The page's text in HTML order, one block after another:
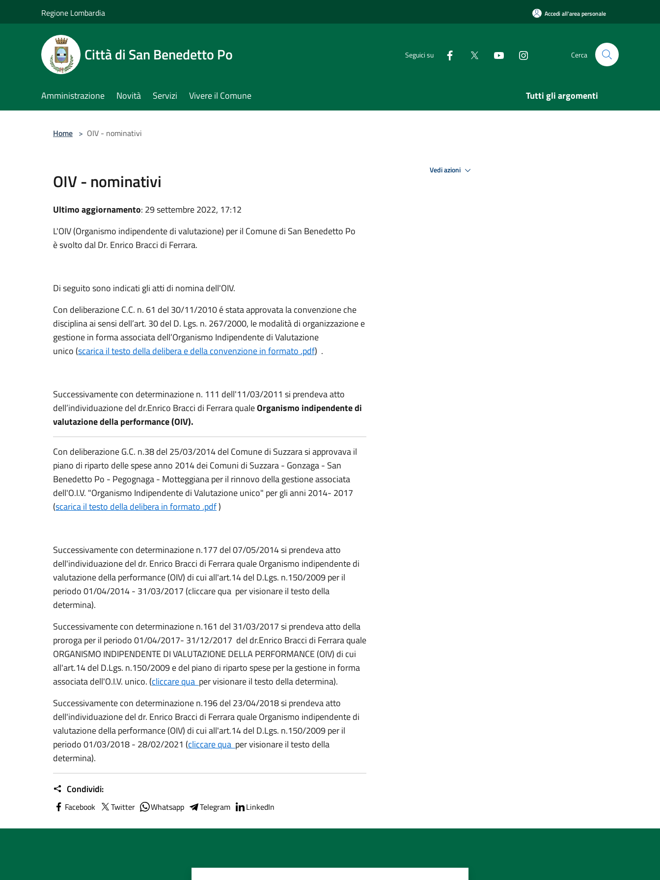
Regione Lombardia Accedi all'area personale
Città di San Benedetto Po Seguici su Cerca
Amministrazione Novità Servizi Vivere il Comune Tutti gli argomenti
Home > OIV - nominativi
OIV - nominativi
Ultimo aggiornamento: 29 settembre 2022, 17:12
L'OIV (Organismo indipendente di valutazione) per il Comune di San Benedetto Po
è svolto dal Dr. Enrico Bracci di Ferrara.
Di seguito sono indicati gli atti di nomina dell'OIV.
Con deliberazione C.C. n. 61 del 30/11/2010 é stata approvata la convenzione che
disciplina ai sensi dell’art. 30 del D. Lgs. n. 267/2000, le modalità di organizzazione e
gestione in forma associata dell’Organismo Indipendente di Valutazione
unico (scarica il testo della delibera e della convenzione in formato .pdf) .
Successivamente con determinazione n. 111 dell'11/03/2011 si prendeva atto
dell’individuazione del dr.Enrico Bracci di Ferrara qualeOrganismo indipendente di
valutazione della performance (OIV).
Con deliberazione G.C. n.38 del 25/03/2014 del Comune di Suzzara si approvava il
piano di riparto delle spese anno 2014 dei Comuni di Suzzara - Gonzaga - San
Benedetto Po - Pegognaga - Motteggiana per il rinnovo della gestione associata
dell'O.I.V. "Organismo Indipendente di Valutazione unico" per gli anni 2014- 2017
(scarica il testo della delibera in formato .pdf)
Successivamente con determinazione n.177 del 07/05/2014 si prendeva atto
dell'individuazione del dr. Enrico Bracci di Ferrara quale Organismo indipendente di
valutazione della performance (OIV) di cui all'art.14 del D.Lgs. n.150/2009 per il
periodo 01/04/2014 - 31/03/2017 (cliccare qua per visionare il testo della
determina).
Successivamente con determinazione n.161 del 31/03/2017 si prendeva atto della
proroga per il periodo 01/04/2017- 31/12/2017 del dr.Enrico Bracci di Ferrara quale
ORGANISMO INDIPENDENTE DI VALUTAZIONE DELLA PERFORMANCE (OIV) di cui
all'art.14 del D.Lgs. n.150/2009 e del piano di riparto spese per la gestione in forma
associata dell'O.I.V. unico. (cliccare qua per visionare il testo della determina).
Successivamente con determinazione n.196 del 23/04/2018 si prendeva atto
dell'individuazione del dr. Enrico Bracci di Ferrara quale Organismo indipendente di
valutazione della performance (OIV) di cui all'art.14 del D.Lgs. n.150/2009 per il
periodo 01/03/2018 - 28/02/2021 (cliccare qua per visionare il testo della
determina).
Condividi:
Facebook Twitter Whatsapp Telegram LinkedIn
Vedi azioni